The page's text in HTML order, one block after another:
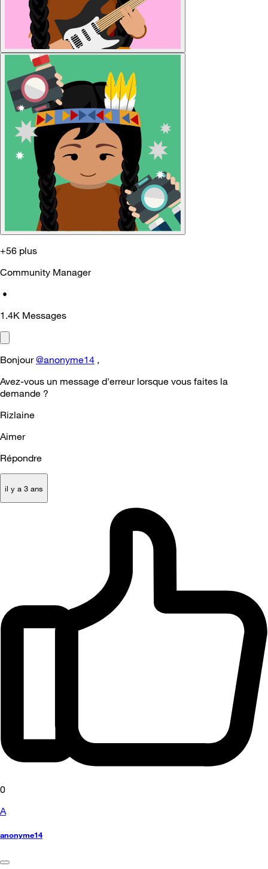
+56 plus
Community Manager
•
1.4K Messages
Bonjour@anonyme14 ,
Avez-vous un message d'erreur lorsque vous faites la
demande ?
Rizlaine
Aimer
Répondre
il y a 3 ans
0
A
anonyme14